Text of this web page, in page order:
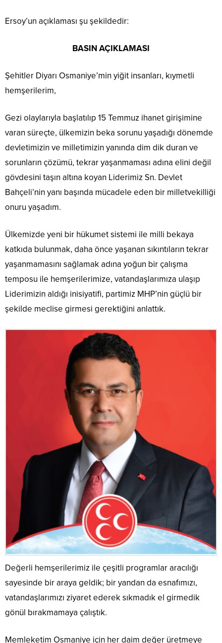
Ersoy’un açıklaması şu şekildedir:
BASIN AÇIKLAMASI
Şehitler Diyarı Osmaniye’min yiğit insanları, kıymetli
hemşerilerim,
Gezi olaylarıyla başlatılıp 15 Temmuz ihanet girişimine
varan süreçte, ülkemizin beka sorunu yaşadığı dönemde
devletimizin ve milletimizin yanında dim dik duran ve
sorunların çözümü, tekrar yaşanmaması adına elini değil
gövdesini taşın altına koyan Liderimiz Sn. Devlet
Bahçeli’nin yanı başında mücadele eden bir milletvekilliği
onuru yaşadım.
Ülkemizde yeni bir hükumet sistemi ile milli bekaya
katkıda bulunmak, daha önce yaşanan sıkıntıların tekrar
yaşanmamasını sağlamak adına yoğun bir çalışma
temposu ile hemşerilerimize, vatandaşlarımıza ulaşıp
Liderimizin aldığı inisiyatifi, partimiz MHP’nin güçlü bir
şekilde meclise girmesi gerektiğini anlattık.
Değerli hemşerilerimiz ile çeşitli programlar aracılığı
sayesinde bir araya geldik; bir yandan da esnafımızı,
vatandaşlarımızı ziyaret ederek sıkmadık el girmedik
gönül bırakmamaya çalıştık.
Memleketim Osmaniye için her daim değer üretmeye